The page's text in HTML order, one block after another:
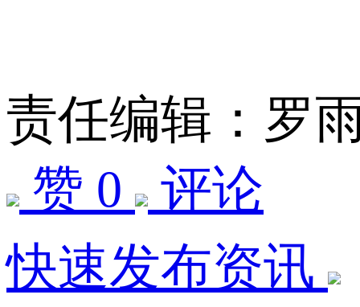
责任编辑：罗
赞 0
评论
快速发布资讯